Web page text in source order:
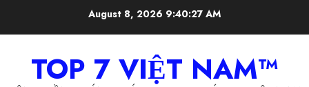
August 8, 2026 9:40:28 AM
TOP 7 VIỆT NAM™